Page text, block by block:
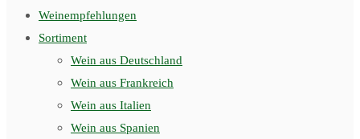
Weinempfehlungen
Sortiment
Wein aus Deutschland
Wein aus Frankreich
Wein aus Italien
Wein aus Spanien